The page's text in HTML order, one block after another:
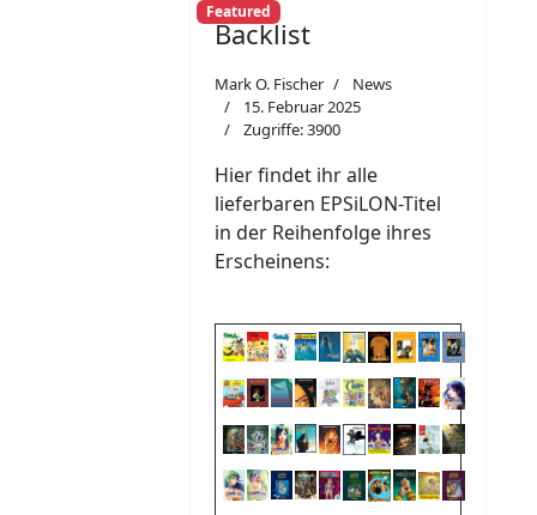
Featured
Backlist
Mark O. Fischer
News
15. Februar 2025
Zugriffe: 3900
Hier findet ihr alle
lieferbaren EPSiLON-Titel
in der Reihenfolge ihres
Erscheinens: